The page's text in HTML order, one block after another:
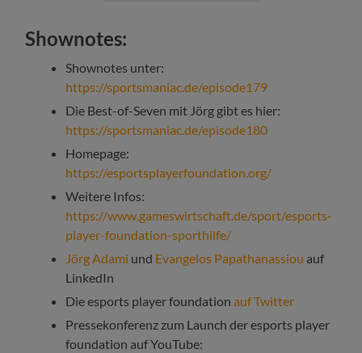
Shownotes:
Shownotes unter:
https://sportsmaniac.de/episode179
Die Best-of-Seven mit Jörg gibt es hier:
https://sportsmaniac.de/episode180
Homepage:
https://esportsplayerfoundation.org/
Weitere Infos:
https://www.gameswirtschaft.de/sport/esports-
player-foundation-sporthilfe/
Jörg Adami und Evangelos Papathanassiou auf
LinkedIn
Die esports player foundationauf Twitter
Pressekonferenz zum Launch der esports player
foundation auf YouTube: